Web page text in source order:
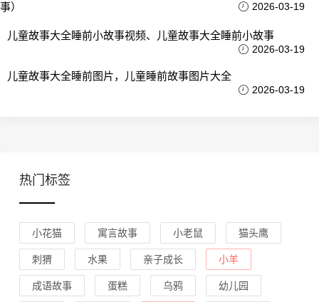
事）
2026-03-19
儿童故事大全睡前小故事视频、儿童故事大全睡前小故事
2026-03-19
儿童故事大全睡前图片，儿童睡前故事图片大全
2026-03-19
热门标签
小花猫 寓言故事 小老鼠 猫头鹰
刺猬 水果 亲子成长 小羊
成语故事 蛋糕 乌鸦 幼儿园